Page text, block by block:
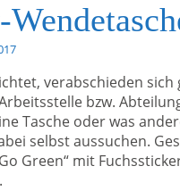
verabschieden
bzw.
Tasche oder was
selbst aussuchen.
Green“ mit